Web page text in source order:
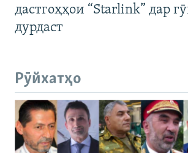
дастгоҳҳои “Starlink” дар
дурдаст
Рӯйхатҳо